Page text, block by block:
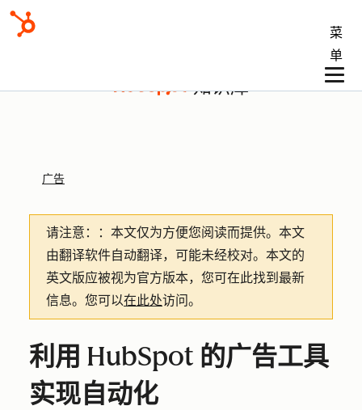
菜
单
知识库
广告
请注意： ：本文仅为方便您阅读而提供。 本文
由翻译软件自动翻译，可能未经校对。本文的
英文版应被视为官方版本，您可在此找到最新
信息。您可以在此处访问。
利用 HubSpot 的广告工具
实现自动化